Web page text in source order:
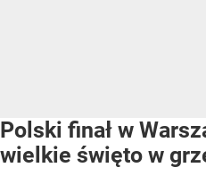
Polski finał w
wielkie święto w